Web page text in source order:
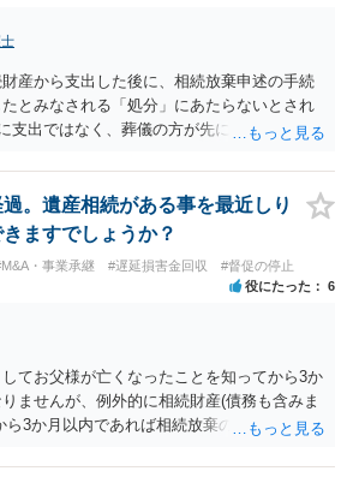
産から支出した後に、相続放棄申述の手続
とみなされる「処分」にあたらないとされ
支出ではなく、葬儀の方が先に来るのが通常
いますが) ただ、葬儀費用ならいくらでもよ
身分相応の、社会的儀式として当然認められ
考えた方がよいです。 もし、相続人の皆さん
力がなく、質素な葬儀を行った費用であれ
単純承認と認められない可能性が高いの
れる可能性も高いと思います。
。遺産相続がある事を最近しり
ますでしょうか？
・事業承継 #遅延損害金回収 #督促の停止
役にたった 6
てお父様が亡くなったことを知ってから3か
ませんが、例外的に相続財産(債務も含みま
3か月以内であれば相続放棄の申述が認め
て相続放棄の申述をしたい旨告げて必要な